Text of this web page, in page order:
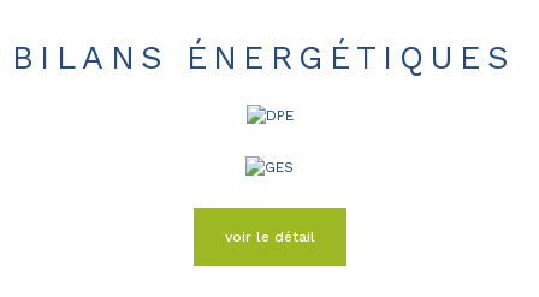
BILANS ÉNERGÉTIQUES
voir le détail